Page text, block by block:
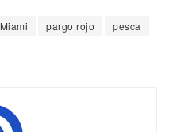
Miami pargo rojo
pesca